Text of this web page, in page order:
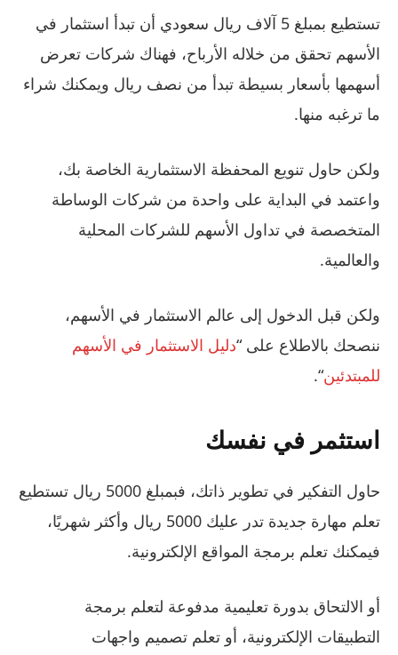
تستطيع بمبلغ 5 آلاف ريال سعودي أن تبدأ استثمار في
الأسهم تحقق من خلاله الأرباح، فهناك شركات تعرض
أسهمها بأسعار بسيطة تبدأ من نصف ريال ويمكنك شراء
ما ترغبه منها.
ولكن حاول تنويع المحفظة الاستثمارية الخاصة بك،
واعتمد في البداية على واحدة من شركات الوساطة
المتخصصة في تداول الأسهم للشركات المحلية
والعالمية.
ولكن قبل الدخول إلى عالم الاستثمار في الأسهم،
ننصحك بالاطلاع على “دليل الاستثمار في الأسهم
للمبتدئين“.
استثمر في نفسك
حاول التفكير في تطوير ذاتك، فبمبلغ 5000 ريال تستطيع
تعلم مهارة جديدة تدر عليك 5000 ريال وأكثر شهريًا،
فيمكنك تعلم برمجة المواقع الإلكترونية.
أو الالتحاق بدورة تعليمية مدفوعة لتعلم برمجة
التطبيقات الإلكترونية، أو تعلم تصميم واجهات